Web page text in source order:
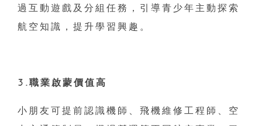
過互動遊戲及分組任務，引導青少年主動探索
航空知識，提升學習興趣。
3.職業啟蒙價值高
小朋友可提前認識機師、飛機維修工程師、空